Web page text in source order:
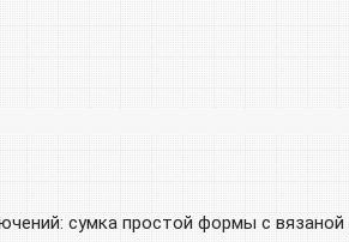
сумка простой формы с